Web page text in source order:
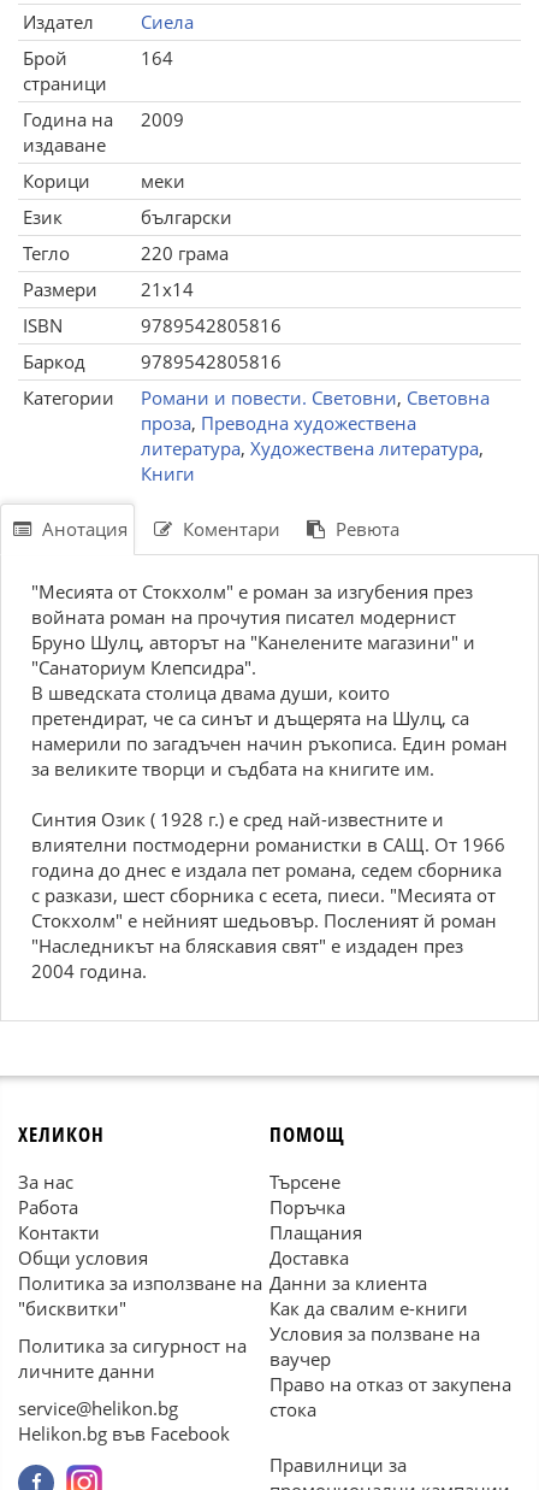
Издател
Сиела
Брой
страници
164
Година на
издаване
2009
Корици
меки
Език
български
Тегло
220 грама
Размери
21x14
ISBN
9789542805816
Баркод
9789542805816
Категории
Романи и повести. Световни, Световна
проза, Преводна художествена
литература, Художествена литература,
Книги
Анотация Коментари Ревюта
"Месията от Стокхолм" е роман за изгубения през
войната роман на прочутия писател модернист
Бруно Шулц, авторът на "Канелените магазини" и
"Санаториум Клепсидра".
В шведската столица двама души, които
претендират, че са синът и дъщерята на Шулц, са
намерили по загадъчен начин ръкописа. Един роман
за великите творци и съдбата на книгите им.
Синтия Озик ( 1928 г.) е сред най-известните и
влиятелни постмодерни романистки в САЩ. От 1966
година до днес е издала пет романа, седем сборника
с разкази, шест сборника с есета, пиеси. "Месията от
Стокхолм" е нейният шедьовър. Посленият й роман
"Наследникът на бляскавия свят" е издаден през
2004 година.
ХЕЛИКОН
За нас
Работа
Контакти
Общи условия
Политика за използване на
"бисквитки"
Политика за сигурност на
личните данни
service@helikon.bg
Helikon.bg във Facebook
ПОМОЩ
Търсене
Поръчка
Плащания
Доставка
Данни за клиента
Как да свалим е-книги
Условия за ползване на
ваучер
Право на отказ от закупена
стока
Правилници за